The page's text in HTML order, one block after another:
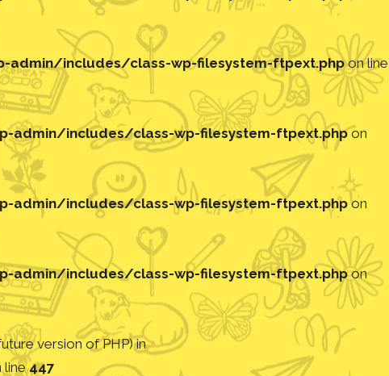
includes/class-wp-filesystem-ftpext.phpon line
includes/class-wp-filesystem-ftpext.phpon
includes/class-wp-filesystem-ftpext.phpon
includes/class-wp-filesystem-ftpext.phpon
version of PHP) in
line447